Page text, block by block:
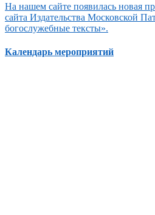
На нашем сайте появилась новая
сайта Издательства Московской
богослужебные тексты».
Календарь мероприятий